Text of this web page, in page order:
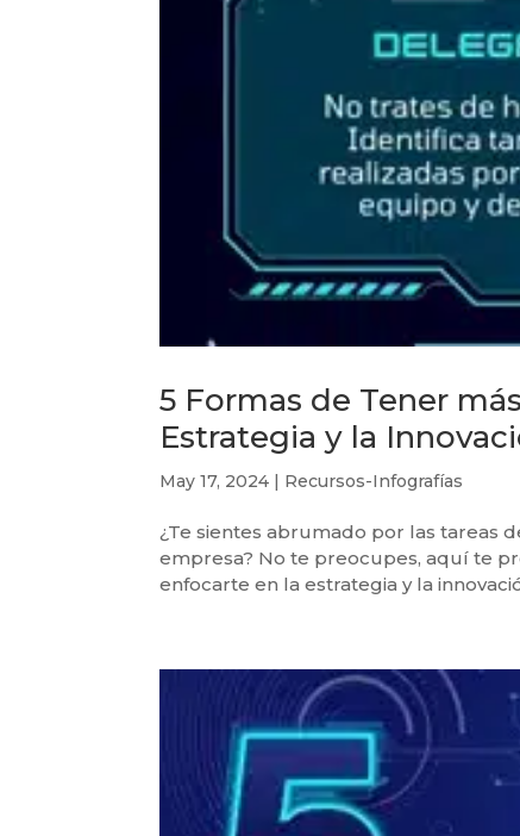
5 Formas de Tener
Estrategia y la
May 17, 2024 | Recursos-Infografías
¿Te sientes abrumado por las tareas
empresa? No te preocupes, aquí te
enfocarte en la estrategia y la